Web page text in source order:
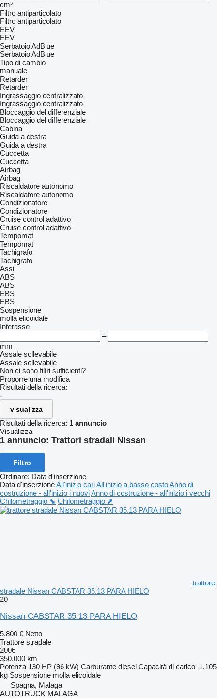
cm³
Filtro antiparticolato
Filtro antiparticolato
EEV
EEV
Serbatoio AdBlue
Serbatoio AdBlue
Tipo di cambio
manuale
Retarder
Retarder
Ingrassaggio centralizzato
Ingrassaggio centralizzato
Bloccaggio del differenziale
Bloccaggio del differenziale
Cabina
Guida a destra
Guida a destra
Cuccetta
Cuccetta
Airbag
Airbag
Riscaldatore autonomo
Riscaldatore autonomo
Condizionatore
Condizionatore
Cruise control adattivo
Cruise control adattivo
Tempomat
Tempomat
Tachigrafo
Tachigrafo
Assi
ABS
ABS
EBS
EBS
Sospensione
molla elicoidale
Interasse
–
mm
Assale sollevabile
Assale sollevabile
Non ci sono filtri sufficienti?
Proporre una modifica
Risultati della ricerca:
-
visualizza
Risultati della ricerca: 1 annuncio
Visualizza
1 annuncio: Trattori stradali Nissan
Filtro
Ordinare: Data d'inserzione
Data d'inserzioneAll'inizio cariAll'inizio a basso costoAnno di
costruzione - all'inizio i nuoviAnno di costruzione - all'inizio i vecchi
Chilometraggio ⬊ Chilometraggio ⬈
trattore
stradale Nissan CABSTAR 35.13 PARA HIELO
20
Nissan CABSTAR 35.13 PARA HIELO
5.800 € Netto
Trattore stradale
2006
350.000 km
Potenza 130 HP (96 kW) Carburante diesel Capacità di carico 1.105
kg Sospensione molla elicoidale
Spagna, Malaga
AUTOTRUCK MALAGA